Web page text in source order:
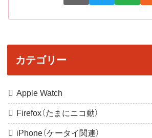
カテゴリー
Apple Watch
Firefox（たまにニコ動）
iPhone（ケータイ関連）